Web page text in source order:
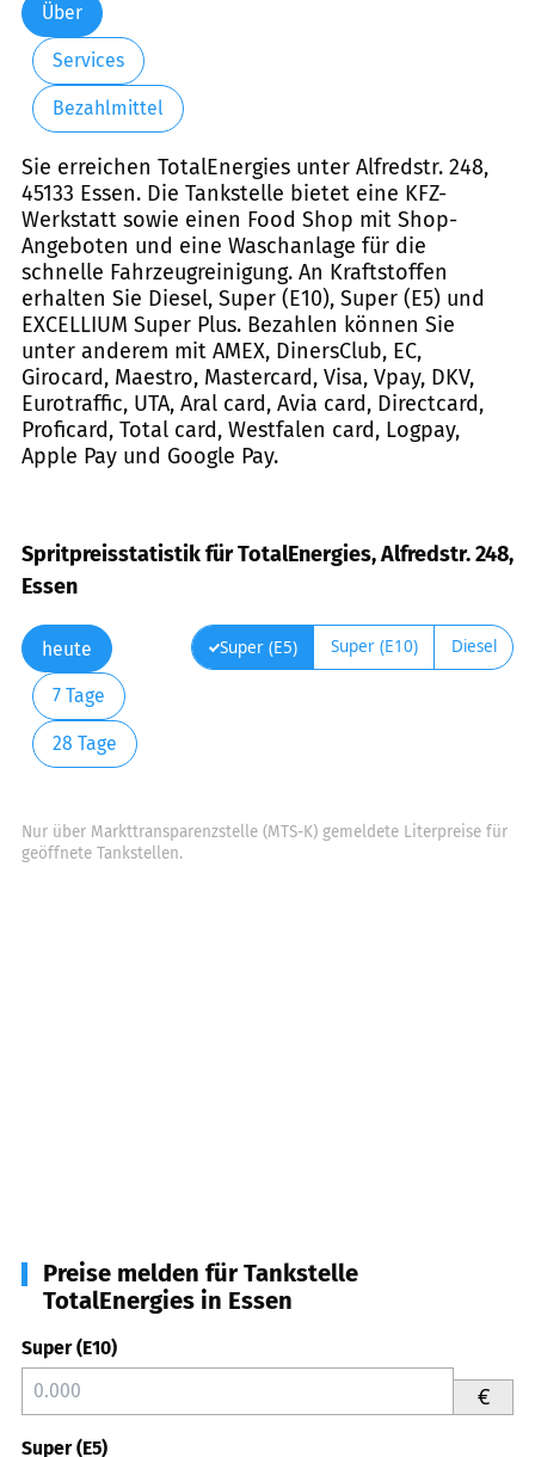
Über
Services
Bezahlmittel
Sie erreichen TotalEnergies unter Alfredstr. 248,
45133 Essen. Die Tankstelle bietet eine KFZ-
Werkstatt sowie einen Food Shop mit Shop-
Angeboten und eine Waschanlage für die
schnelle Fahrzeugreinigung. An Kraftstoffen
erhalten Sie Diesel, Super (E10), Super (E5) und
EXCELLIUM Super Plus. Bezahlen können Sie
unter anderem mit AMEX, DinersClub, EC,
Girocard, Maestro, Mastercard, Visa, Vpay, DKV,
Eurotraffic, UTA, Aral card, Avia card, Directcard,
Proficard, Total card, Westfalen card, Logpay,
Apple Pay und Google Pay.
Spritpreisstatistik für TotalEnergies, Alfredstr. 248,
Essen
heute
7 Tage
28 Tage
Super (E5) Super (E10) Diesel
Nur über Markttransparenzstelle (MTS-K) gemeldete Literpreise für
geöffnete Tankstellen.
Preise melden für Tankstelle
TotalEnergies in Essen
Super (E10)
€
Super (E5)